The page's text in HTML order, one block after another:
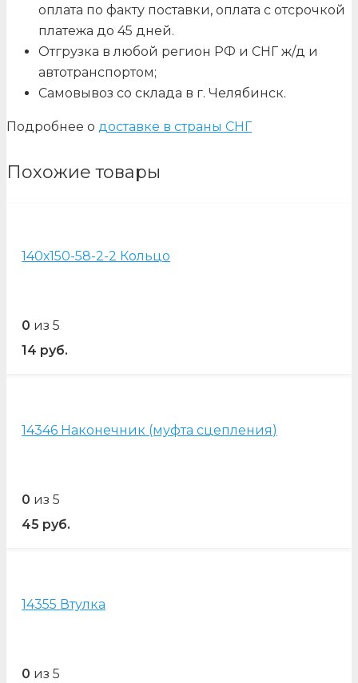
оплата по факту поставки, оплата с отсрочкой
платежа до 45 дней.
Отгрузка в любой регион РФ и СНГ ж/д и
автотранспортом;
Самовывоз со склада в г. Челябинск.
Подробнее о доставке в страны СНГ
Похожие товары
140х150-58-2-2 Кольцо
0 из 5
14 руб.
14346 Наконечник (муфта сцепления)
0 из 5
45 руб.
14355 Втулка
0 из 5